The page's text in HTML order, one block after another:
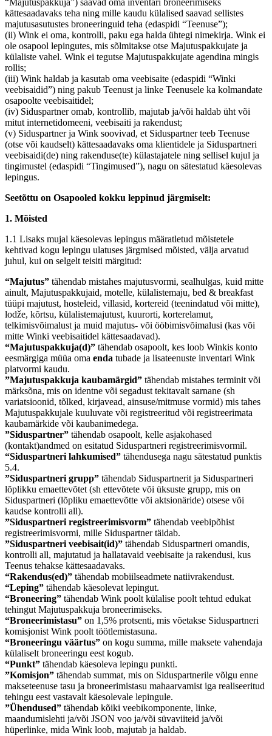
kättesaadavaks teha ning mille kaudu külalised saavad sellistes
majutusasutustes broneeringuid teha (edaspidi “Teenuse”);
(ii) Wink ei oma, kontrolli, paku ega halda ühtegi nimekirja. Wink ei
ole osapool lepingutes, mis sõlmitakse otse Majutuspakkujate ja
külaliste vahel. Wink ei tegutse Majutuspakkujate agendina mingis
rollis;
(iii) Wink haldab ja kasutab oma veebisaite (edaspidi “Winki
veebisaidid”) ning pakub Teenust ja linke Teenusele ka kolmandate
osapoolte veebisaitidel;
(iv) Siduspartner omab, kontrollib, majutab ja/või haldab üht või
mitut internetidomeeni, veebisaiti ja rakendust;
(v) Siduspartner ja Wink soovivad, et Siduspartner teeb Teenuse
(otse või kaudselt) kättesaadavaks oma klientidele ja Siduspartneri
veebisaidi(de) ning rakenduse(te) külastajatele ning sellisel kujul ja
tingimustel (edaspidi “Tingimused”), nagu on sätestatud käesolevas
lepingus.
Seetõttu on Osapooled kokku leppinud järgmiselt:
1. Mõisted
1.1 Lisaks mujal käesolevas lepingus määratletud mõistetele
kehtivad kogu lepingu ulatuses järgmised mõisted, välja arvatud
juhul, kui on selgelt teisiti märgitud:
“Majutus” tähendab mistahes majutusvormi, sealhulgas, kuid mitte
ainult, Majutuspakkujaid, motelle, külalistemaju, bed & breakfast
tüüpi majutust, hosteleid, villasid, kortereid (teenindatud või mitte),
lodže, kõrtsu, külalistemajutust, kuurorti, korterelamut,
telkimisvõimalust ja muid majutus- või ööbimisvõimalusi (kas või
mitte Winki veebisaitidel kättesaadavad).
“Majutuspakkuja(d)” tähendab osapoolt, kes loob Winkis konto
eesmärgiga müüa oma enda tubade ja lisateenuste inventari Wink
platvormi kaudu.
”Majutuspakkuja kaubamärgid” tähendab mistahes terminit või
märksõna, mis on identne või segadust tekitavalt sarnane (sh
variatsioonid, tõlked, kirjavead, ainsuse/mitmuse vormid) mis tahes
Majutuspakkujale kuuluvate või registreeritud või registreerimata
kaubamärkide või kaubanimedega.
”Siduspartner” tähendab osapoolt, kelle asjakohased
(kontakt)andmed on esitatud Siduspartneri registreerimisvormil.
“Siduspartneri lahkumised” tähendusega nagu sätestatud punktis
5.4.
”Siduspartneri grupp” tähendab Siduspartnerit ja Siduspartneri
lõplikku emaettevõtet (sh ettevõtete või üksuste grupp, mis on
Siduspartneri (lõpliku emaettevõtte või aktsionäride) otsese või
kaudse kontrolli all).
”Siduspartneri registreerimisvorm” tähendab veebipõhist
registreerimisvormi, mille Siduspartner täidab.
”Siduspartneri veebisait(id)” tähendab Siduspartneri omandis,
kontrolli all, majutatud ja hallatavaid veebisaite ja rakendusi, kus
Teenus tehakse kättesaadavaks.
“Rakendus(ed)” tähendab mobiilseadmete natiivrakendust.
“Leping” tähendab käesolevat lepingut.
“Broneering” tähendab Wink poolt külalise poolt tehtud edukat
tehingut Majutuspakkuja broneerimiseks.
“Broneerimistasu” on 1,5% protsenti, mis võetakse Siduspartneri
komisjonist Wink poolt töötlemistasuna.
“Broneeringu väärtus” on kogu summa, mille maksete vahendaja
külaliselt broneeringu eest kogub.
“Punkt” tähendab käesoleva lepingu punkti.
”Komisjon” tähendab summat, mis on Siduspartnerile võlgu enne
makseteenuse tasu ja broneerimistasu mahaarvamist iga realiseeritud
tehingu eest vastavalt käesolevale lepingule.
”Ühendused” tähendab kõiki veebikomponente, linke,
maandumislehti ja/või JSON voo ja/või süvaviiteid ja/või
hüperlinke, mida Wink loob, majutab ja haldab.